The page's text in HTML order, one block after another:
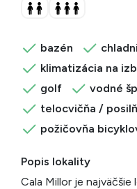
bazén
klimatizácia na
golf
vodné
telocvičňa /
požičovňa
Popis lokality
Cala Millor je